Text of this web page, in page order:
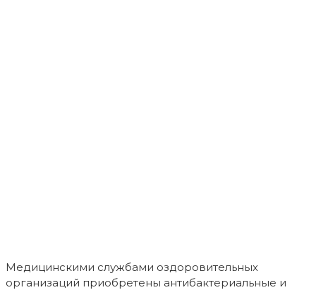
Медицинскими службами оздоровительных
организаций приобретены антибактериальные и